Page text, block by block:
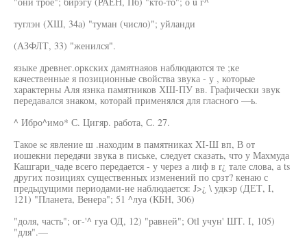
туглэн (ХШ, 34а) "туман (число)"; уйланди
(АЗФЛТ, 33) "женился".
языке древнег.оркских дамятнаяов наблюдаются те ;ке
качественные я позиционные свойства звука - у , которые
характерны Аля язнка памятников ХШ-ПУ вв. Графически звук
передавался знаком, которай применялся для гласного —ь.
^ Ибро^имо* С. Цигяр. работа, С. 27.
Такое se явление ш .находим в памятниках XI-Ш вп, В от
иошекни передачи звука в письке, следует сказать, что у Махмуда
Кашгари_чаде всего передается - у через а лиф в r¿ тале слова, а ts
других позициях существенных изменений по срзт? кенаю с
предыдущими периодами-не наблюдается: J>¿ \ удкэр (ДЕТ, I,
121) "Планета, Венера"; 51 ^луа (КБН, 306)
"доля, часть"; ог-'^ гуа ОД, 12) "равней"; Otl учун' ШТ. I, 105)
"для".—